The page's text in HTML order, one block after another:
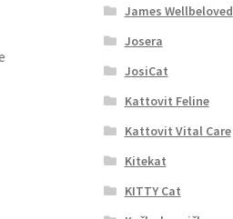
James Wellbeloved
Josera
JosiCat
Kattovit Feline
Kattovit Vital Care
Kitekat
KITTY Cat